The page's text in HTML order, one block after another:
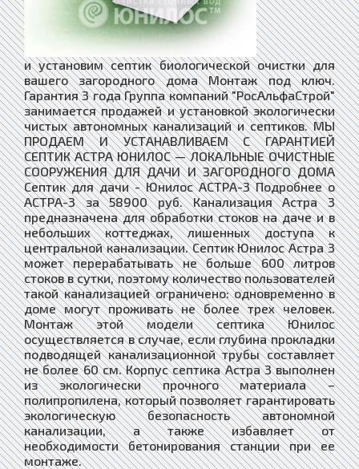
и установим септик биологической очистки для
вашего загородного дома Монтаж под ключ.
Гарантия 3 года Группа компаний "РосАльфаСтрой"
занимается продажей и установкой экологически
чистых автономных канализаций и септиков. МЫ
ПРОДАЕМ И УСТАНАВЛИВАЕМ С ГАРАНТИЕЙ
СЕПТИК АСТРА ЮНИЛОС — ЛОКАЛЬНЫЕ ОЧИСТНЫЕ
СООРУЖЕНИЯ ДЛЯ ДАЧИ И ЗАГОРОДНОГО ДОМА
Септик для дачи - Юнилос АСТРА-3 Подробнее о
АСТРА-3 за 58900 руб. Канализация Астра 3
предназначена для обработки стоков на даче и в
небольших коттеджах, лишенных доступа к
центральной канализации. Септик Юнилос Астра 3
может перерабатывать не больше 600 литров
стоков в сутки, поэтому количество пользователей
такой канализацией ограничено: одновременно в
доме могут проживать не более трех человек.
Монтаж этой модели септика Юнилос
осуществляется в случае, если глубина прокладки
подводящей канализационной трубы составляет
не более 60 см. Корпус септика Астра 3 выполнен
из экологически прочного материала –
полипропилена, который позволяет гарантировать
экологическую безопасность автономной
канализации, а также избавляет от
необходимости бетонирования станции при ее
монтаже.